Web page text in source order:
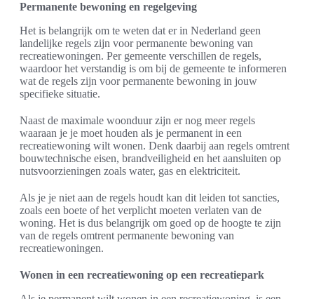
Permanente bewoning en regelgeving
Het is belangrijk om te weten dat er in Nederland geen
landelijke regels zijn voor permanente bewoning van
recreatiewoningen. Per gemeente verschillen de regels,
waardoor het verstandig is om bij de gemeente te informeren
wat de regels zijn voor permanente bewoning in jouw
specifieke situatie.
Naast de maximale woonduur zijn er nog meer regels
waaraan je je moet houden als je permanent in een
recreatiewoning wilt wonen. Denk daarbij aan regels omtrent
bouwtechnische eisen, brandveiligheid en het aansluiten op
nutsvoorzieningen zoals water, gas en elektriciteit.
Als je je niet aan de regels houdt kan dit leiden tot sancties,
zoals een boete of het verplicht moeten verlaten van de
woning. Het is dus belangrijk om goed op de hoogte te zijn
van de regels omtrent permanente bewoning van
recreatiewoningen.
Wonen in een recreatiewoning op een recreatiepark